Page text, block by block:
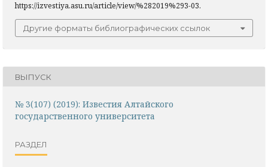
https://izvestiya.asu.ru/article/view/%282019%293-03.
Другие форматы библиографических ссылок
ВЫПУСК
№ 3(107) (2019): Известия Алтайского
государственного университета
РАЗДЕЛ